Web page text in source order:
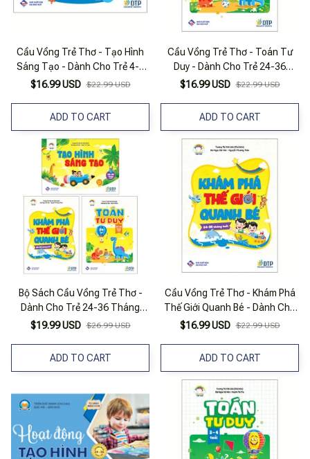
Cầu Vồng Trẻ Thơ - Tạo Hình
Sáng Tạo - Dành Cho Trẻ 4-5
Tuổi
$16.99 USD $22.99 USD
ADD TO CART
Cầu Vồng Trẻ Thơ - Toán Tư
Duy - Dành Cho Trẻ 24-36
Tháng Tuổi
$16.99 USD $22.99 USD
ADD TO CART
Bộ Sách Cầu Vồng Trẻ Thơ -
Dành Cho Trẻ 24-36 Tháng
Tuổi (Bộ 3 Quyển)
$19.99 USD $26.99 USD
ADD TO CART
Cầu Vồng Trẻ Thơ - Khám Phá
Thế Giới Quanh Bé - Dành Cho
Trẻ 24-36 Tháng Tuổi
$16.99 USD $22.99 USD
ADD TO CART